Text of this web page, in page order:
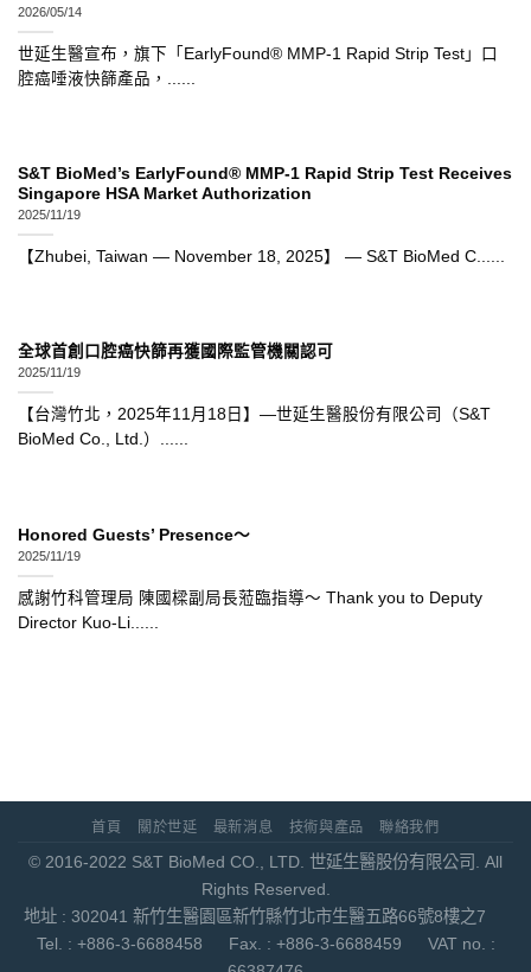
2026/05/14
世延生醫宣布，旗下「EarlyFound® MMP-1 Rapid Strip Test」口
腔癌唾液快篩產品，......
S&T BioMed’s EarlyFound® MMP-1 Rapid Strip Test Receives
Singapore HSA Market Authorization
2025/11/19
【Zhubei, Taiwan — November 18, 2025】 — S&T BioMed C......
全球首創口腔癌快篩再獲國際監管機關認可
2025/11/19
【台灣竹北，2025年11月18日】—世延生醫股份有限公司（S&T
BioMed Co., Ltd.）......
Honored Guests’ Presence～
2025/11/19
感謝竹科管理局 陳國樑副局長蒞臨指導～ Thank you to Deputy
Director Kuo-Li......
首頁 關於世延 最新消息 技術與產品 聯絡我們
© 2016-2022 S&T BioMed CO., LTD. 世延生醫股份有限公司. All
Rights Reserved.
地址 : 302041 新竹生醫園區新竹縣竹北市生醫五路66號8樓之7
Tel. : +886-3-6688458 Fax. : +886-3-6688459 VAT no. :